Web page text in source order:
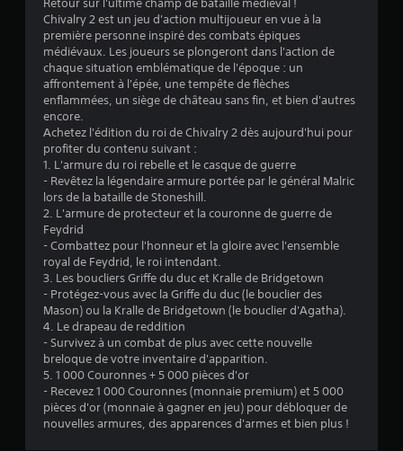
.
1
5
é
o
e
s
Chivalry 2 est un jeu d'action multijoueur en vue à la
première personne inspiré des combats épiques
médiévaux. Les joueurs se plongeront dans l'action de
chaque situation emblématique de l'époque : un
affrontement à l'épée, une tempête de flèches
enflammées, un siège de château sans fin, et bien d'autres
encore.
Achetez l'édition du roi de Chivalry 2 dès aujourd'hui pour
profiter du contenu suivant :
1. L'armure du roi rebelle et le casque de guerre
- Revêtez la légendaire armure portée par le général Malric
lors de la bataille de Stoneshill.
2. L'armure de protecteur et la couronne de guerre de
Feydrid
- Combattez pour l'honneur et la gloire avec l'ensemble
royal de Feydrid, le roi intendant.
3. Les boucliers Griffe du duc et Kralle de Bridgetown
- Protégez-vous avec la Griffe du duc (le bouclier des
Mason) ou la Kralle de Bridgetown (le bouclier d'Agatha).
4. Le drapeau de reddition
- Survivez à un combat de plus avec cette nouvelle
breloque de votre inventaire d'apparition.
5. 1 000 Couronnes + 5 000 pièces d'or
- Recevez 1 000 Couronnes (monnaie premium) et 5 000
pièces d'or (monnaie à gagner en jeu) pour débloquer de
nouvelles armures, des apparences d'armes et bien plus !